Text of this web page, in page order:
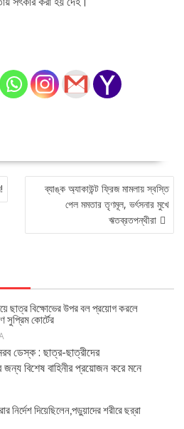
ব্যাঙ্ক অ্যাকাউন্ট ফ্রিজ মামলায় স্বস্তি
পেল মমতার তৃণমূল, ভর্ৎসনার মুখে
ঋতব্রতপন্থীরা
ছাত্র বিক্ষোভের উপর বল প্রয়োগ করলে
সুপ্রিম কোর্টের
: ছাত্র-ছাত্রীদের
বিশেষ বাহিনীর প্রয়োজন করে মনে
নির্দেশ দিয়েছিলেন,পড়ুয়াদের শরীরে ছর্‌রা